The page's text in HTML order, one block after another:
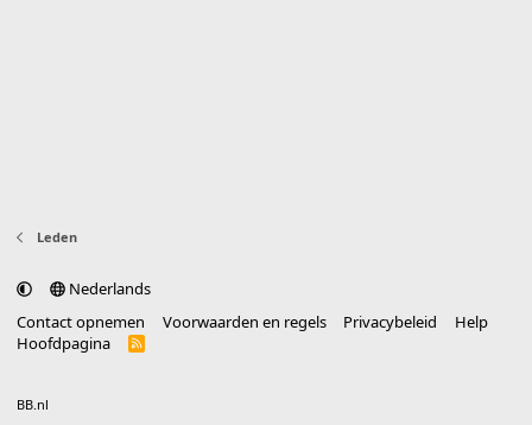
Leden
Nederlands
Contact opnemen
Voorwaarden en regels Privacybeleid
Help
Hoofdpagina
R
BB.nl